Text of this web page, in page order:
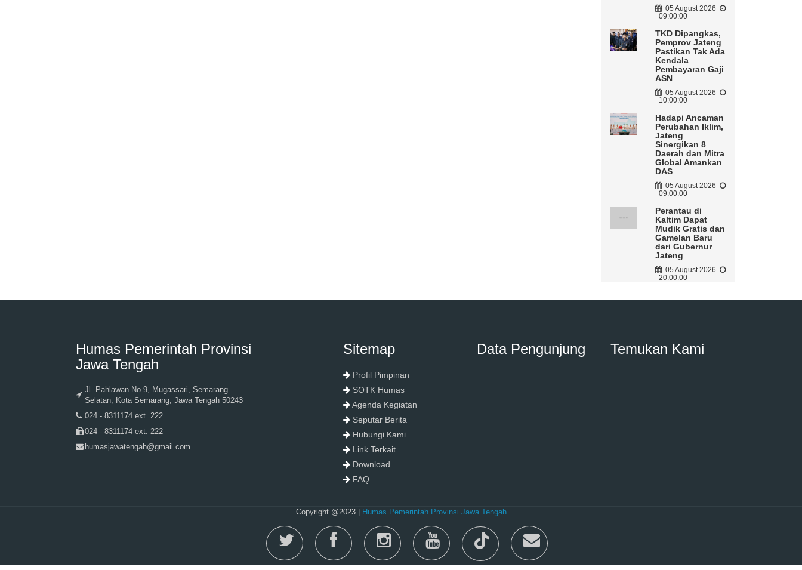
05 August 2026
09:00:00
TKD Dipangkas,
Pemprov Jateng
Pastikan Tak Ada
Kendala
Pembayaran Gaji
ASN
05 August 2026
10:00:00
Hadapi Ancaman
Perubahan Iklim,
Jateng
Sinergikan 8
Daerah dan Mitra
Global Amankan
DAS
05 August 2026
09:00:00
Perantau di
Kaltim Dapat
Mudik Gratis dan
Gamelan Baru
dari Gubernur
Jateng
05 August 2026
20:00:00
Humas Pemerintah Provinsi
Jawa Tengah
Jl. Pahlawan No.9, Mugassari, Semarang
Selatan, Kota Semarang, Jawa Tengah 50243
024 - 8311174 ext. 222
024 - 8311174 ext. 222
humasjawatengah@gmail.com
Sitemap
Profil Pimpinan
SOTK Humas
Agenda Kegiatan
Seputar Berita
Hubungi Kami
Link Terkait
Download
FAQ
Data Pengunjung Temukan Kami
Copyright @2023 | Humas Pemerintah Provinsi Jawa Tengah